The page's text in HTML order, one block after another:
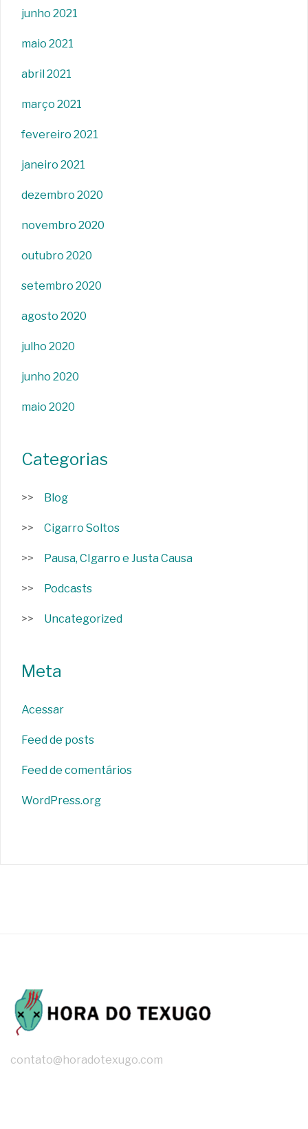
junho 2021
maio 2021
abril 2021
março 2021
fevereiro 2021
janeiro 2021
dezembro 2020
novembro 2020
outubro 2020
setembro 2020
agosto 2020
julho 2020
junho 2020
maio 2020
Categorias
Blog
Cigarro Soltos
Pausa, CIgarro e Justa Causa
Podcasts
Uncategorized
Meta
Acessar
Feed de posts
Feed de comentários
WordPress.org
contato@horadotexugo.com